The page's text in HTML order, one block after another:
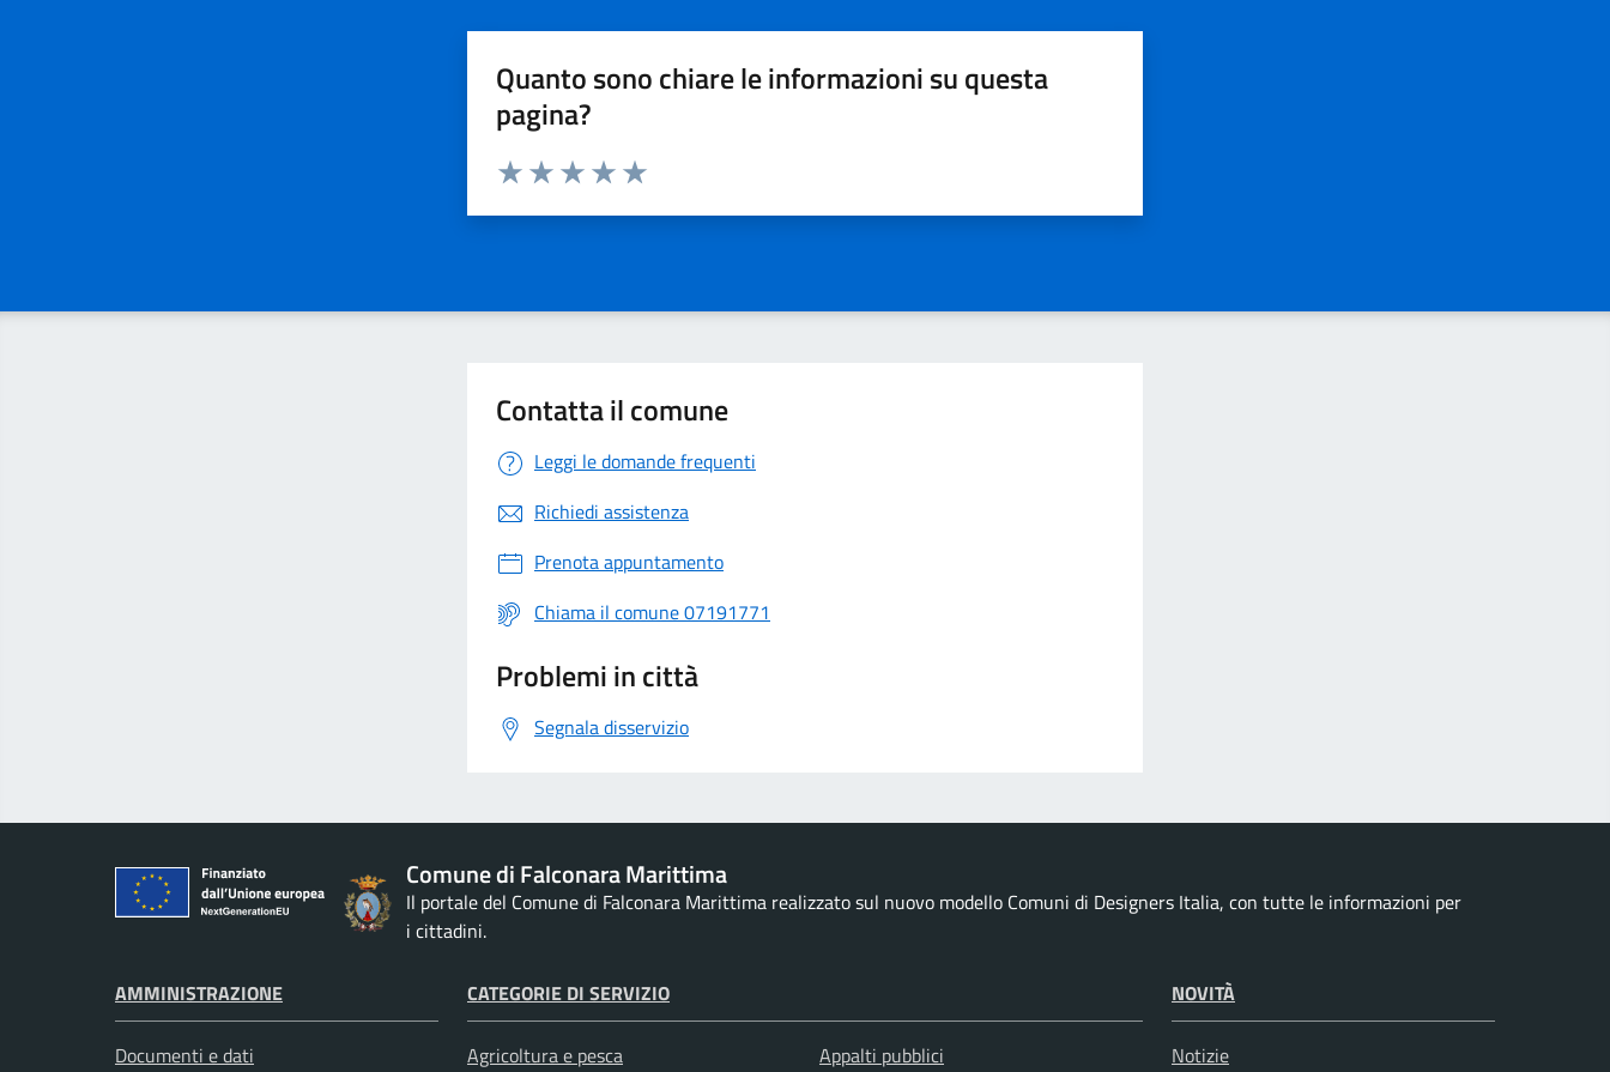
Quanto sono chiare le informazioni su questa
pagina?
Valuta da 1 a 5 stelle la pagina
Contatta il comune
Leggi le domande frequenti
Richiedi assistenza
Prenota appuntamento
Chiama il comune 07191771
Problemi in città
Segnala disservizio
Comune di Falconara Marittima
Il portale del Comune di Falconara Marittima realizzato sul nuovo modello Comuni di Designers Italia, con tutte le informazioni per
i cittadini.
AMMINISTRAZIONE
Documenti e dati
CATEGORIE DI SERVIZIO
Agricoltura e pesca
Appalti pubblici
NOVITÀ
Notizie